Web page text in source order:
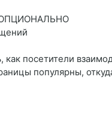
как посетители
популярны,